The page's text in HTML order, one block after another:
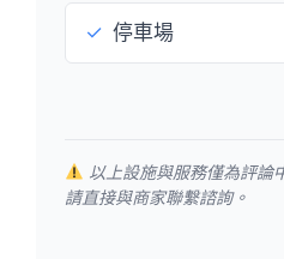
✓ 停車場
以上設施與服務僅為評論
請直接與商家聯繫諮詢。